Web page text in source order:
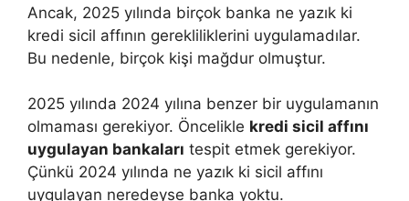
Ancak, 2025 yılında birçok banka ne yazık ki
kredi sicil affının gerekliliklerini uygulamadılar.
Bu nedenle, birçok kişi mağdur olmuştur.
2025 yılında 2024 yılına benzer bir uygulamanın
olmaması gerekiyor. Öncelikle kredi sicil affını
uygulayan bankaları tespit etmek gerekiyor.
Çünkü 2024 yılında ne yazık ki sicil affını
uygulayan neredeyse banka yoktu.